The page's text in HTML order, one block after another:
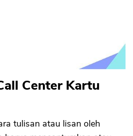
Center Kartu
tulisan atau lisan oleh